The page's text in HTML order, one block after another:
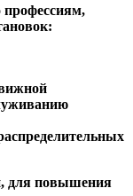
профессиям,
для повышения